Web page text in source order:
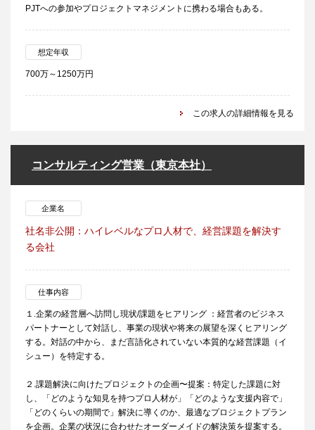
PJTへの参加やプロジェクトマネジメントに携わる場合もある。
想定年収
700万～1250万円
この求人の詳細情報を見る
コンサルティング営業（東京本社）
企業名
社名非公開：ハイレベルなプロ人材で、経営課題を解決す
る会社
仕事内容
１.企業の経営層へ訪問し現状/課題をヒアリング ：経営者のビジネス
パートナーとして対話し、事業の現状や将来の展望を深くヒアリング
する。対話の中から、まだ言語化されていない本質的な経営課題（イ
シュー）を特定する。
２.課題解決に向けたプロジェクトの企画〜提案：特定した課題に対
し、「どのような知見を持つプロ人材が」「どのような支援内容で」
「どのくらいの期間で」解決に導くのか、最適なプロジェクトプラン
を企画。企業の状況に合わせたオーダーメイドの解決策を提案する。